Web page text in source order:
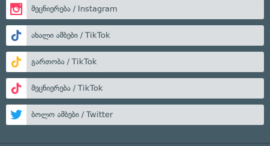
მეცნიერება / Instagram
ახალი ამბები / TikTok
გართობა / TikTok
მეცნიერება / TikTok
ბოლო ამბები / Twitter